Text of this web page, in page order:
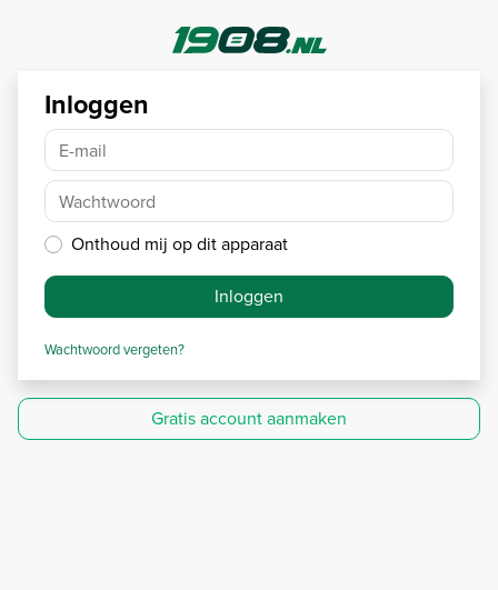
Inloggen
E-mail
Wachtwoord
Onthoud mij op dit apparaat
Inloggen
Wachtwoord vergeten?
Gratis account aanmaken